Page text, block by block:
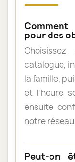
pour des
catalogue,
la famille,
et l’heure
ensuite
notre
Peut-on